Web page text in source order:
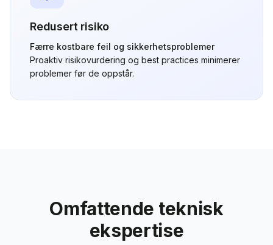
Redusert risiko
Færre kostbare feil og sikkerhetsproblemer
Proaktiv risikovurdering og best practices minimerer
problemer før de oppstår.
Omfattende teknisk
ekspertise